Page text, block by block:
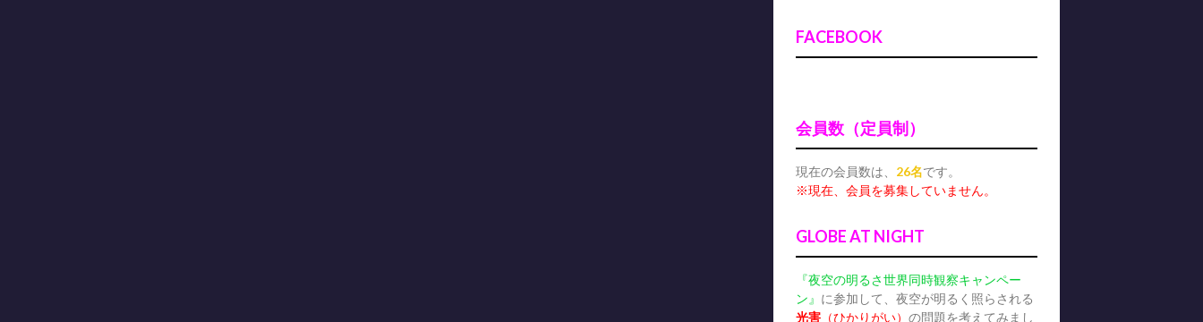
FACEBOOK
会員数（定員制）
現在の会員数は、 26名です。
※現在、会員を募集していません。
GLOBE AT NIGHT
『夜空の明るさ世界同時観察キャンペー
ン』 に参加して、夜空が明るく照らされる
光害 （ひかりがい）の問題を考えてみまし